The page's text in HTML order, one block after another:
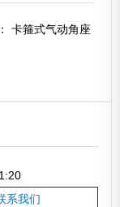
卡箍式气动角座
系我们